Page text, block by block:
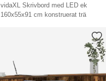
vidaXL Skrivbord med LED ek
160x55x91 cm konstruerat trä